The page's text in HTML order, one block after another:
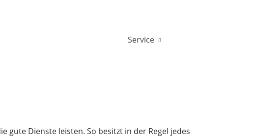
Service
gute Dienste leisten. So besitzt in der Regel jedes